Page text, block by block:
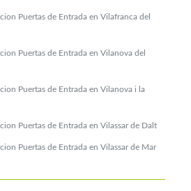
Puertas de Entrada en Vilafranca del
Puertas de Entrada en Vilanova del
Puertas de Entrada en Vilanova i la
Puertas de Entrada en Vilassar de Dalt
Puertas de Entrada en Vilassar de Mar